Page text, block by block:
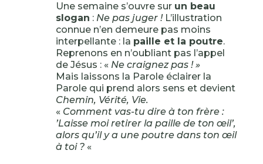
Une semaine s’ouvre sur un beau
slogan : Ne pas juger !L’illustration
connue n’en demeure pas moins
interpellante : la paille et la poutre.
Reprenons en n’oubliant pas l’appel
de Jésus : « Ne craignez pas ! »
Mais laissons la Parole éclairer la
Parole qui prend alors sens et devient
Chemin, Vérité, Vie.
« Comment vas-tu dire à ton frère :
’Laisse moi retirer la paille de ton œil’,
alors qu’il y a une poutre dans ton œil
à toi ?«